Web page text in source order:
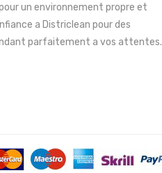
un environnement propre et
a Districlean pour des
parfaitement a vos attentes.